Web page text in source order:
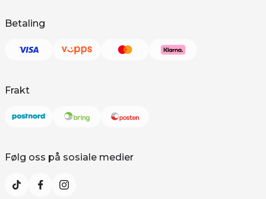
Betaling
Frakt
Følg oss på sosiale medier